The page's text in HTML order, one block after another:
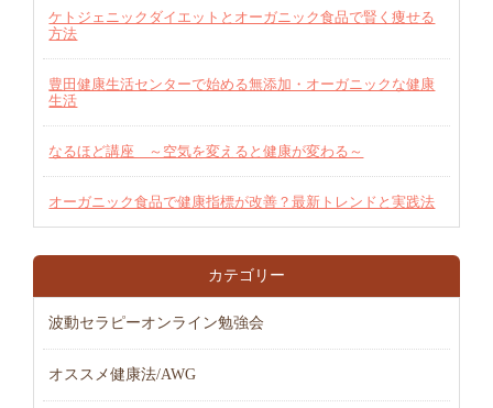
ケトジェニックダイエットとオーガニック食品で賢く痩せる
方法
豊田健康生活センターで始める無添加・オーガニックな健康
生活
なるほど講座 ～空気を変えると健康が変わる～
オーガニック食品で健康指標が改善？最新トレンドと実践法
カテゴリー
波動セラピーオンライン勉強会
オススメ健康法/AWG